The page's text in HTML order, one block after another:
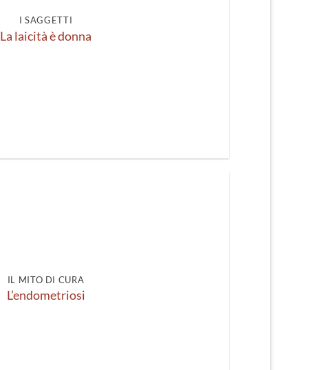
I SAGGETTI
La laicità è donna
IL MITO DI CURA
L’endometriosi